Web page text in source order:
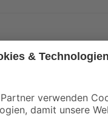
Angebote und Aktionen